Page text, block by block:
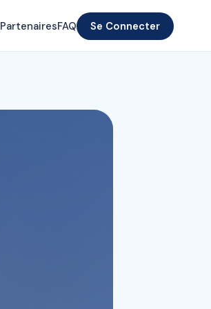
PartenairesFAQ Se Connecter